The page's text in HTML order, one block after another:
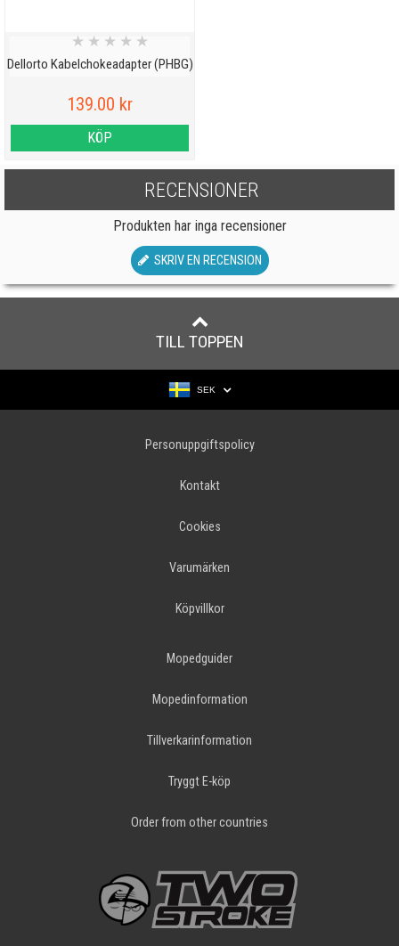
Dellorto Kabelchokeadapter (PHBG)
★ ★ ★ ★ ★
139.00 kr
KÖP
RECENSIONER
Produkten har inga recensioner
SKRIV EN RECENSION
TILL TOPPEN
SEK
Personuppgiftspolicy
Kontakt
Cookies
Varumärken
Köpvillkor
Mopedguider
Mopedinformation
Tillverkarinformation
Tryggt E-köp
Order from other countries